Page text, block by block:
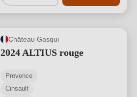
Château Gasqui
2024 ALTIUS rouge
Provence
Cinsault